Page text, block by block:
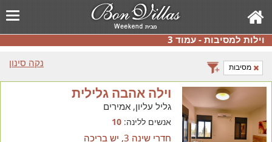
וילות למסיבות - עמוד 3
נקה סינון
מסיבות
וילה אהבה גלילית
גליל עליון, אמירים
אנשים ללינה:10
חדרי שינה 3, יש בריכה